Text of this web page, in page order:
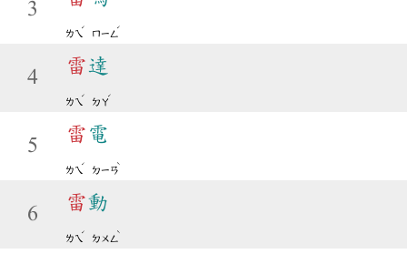
3
ㄌㄟ
ˊ
ㄇㄧㄥ
ˊ
4
雷達
ㄌㄟ
ˊ
ㄉㄚ
ˊ
5
雷 電
ㄌㄟ
ˊ
ㄉㄧㄢ
ˋ
6
雷動
ㄌㄟ
ˊ
ㄉㄨㄥ
ˋ